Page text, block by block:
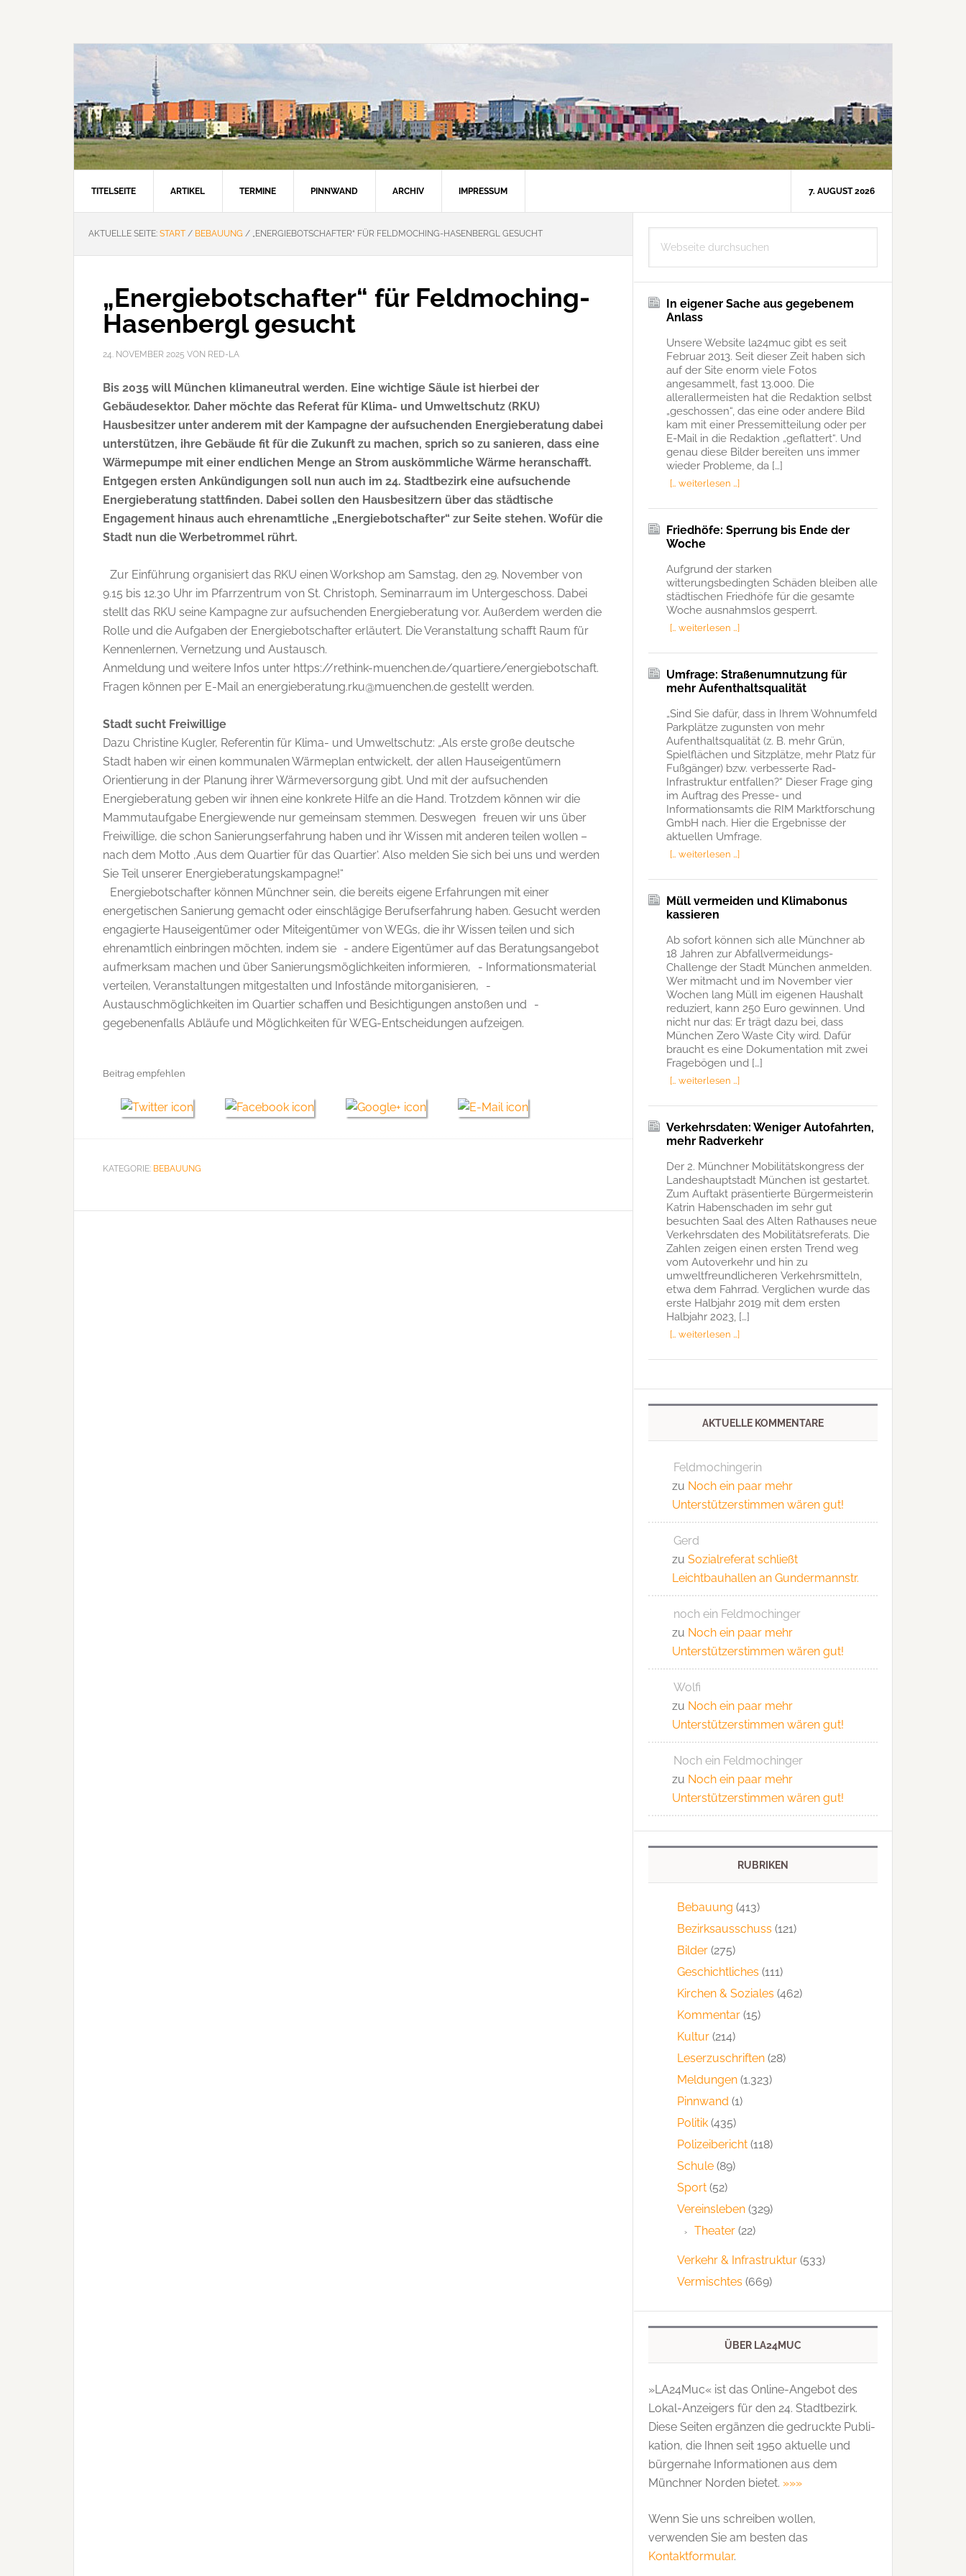
TITELSEITE ARTIKEL TERMINE PINNWAND ARCHIV IMPRESSUM 7. AUGUST 2026
AKTUELLE SEITE: START / BEBAUUNG / „ENERGIEBOTSCHAFTER“ FÜR FELDMOCHING-HASENBERGL GESUCHT
„Energiebotschafter“ für Feldmoching-
Hasenbergl gesucht
24. NOVEMBER 2025 VON RED-LA
Bis 2035 will München klimaneutral werden. Eine wichtige Säule ist hierbei der
Gebäudesektor. Daher möchte das Referat für Klima- und Umweltschutz (RKU)
Hausbesitzer unter anderem mit der Kampagne der aufsuchenden Energieberatung dabei
unterstützen, ihre Gebäude fit für die Zukunft zu machen, sprich so zu sanieren, dass eine
Wärmepumpe mit einer endlichen Menge an Strom auskömmliche Wärme heranschafft.
Entgegen ersten Ankündigungen soll nun auch im 24. Stadtbezirk eine aufsuchende
Energieberatung stattfinden. Dabei sollen den Hausbesitzern über das städtische
Engagement hinaus auch ehrenamtliche „Energiebotschafter“ zur Seite stehen. Wofür die
Stadt nun die Werbetrommel rührt.
Zur Einführung organisiert das RKU einen Workshop am Samstag, den 29. November von
9.15 bis 12.30 Uhr im Pfarrzentrum von St. Christoph, Seminarraum im Untergeschoss. Dabei
stellt das RKU seine Kampagne zur aufsuchenden Energieberatung vor. Außerdem werden die
Rolle und die Aufgaben der Energiebotschafter erläutert. Die Veranstaltung schafft Raum für
Kennenlernen, Vernetzung und Austausch.
Anmeldung und weitere Infos unter https://rethink-muenchen.de/quartiere/energiebotschaft.
Fragen können per E-Mail an energieberatung.rku@muenchen.de gestellt werden.
Stadt sucht Freiwillige
Dazu Christine Kugler, Referentin für Klima- und Umweltschutz: „Als erste große deutsche
Stadt haben wir einen kommunalen Wärmeplan entwickelt, der allen Hauseigentümern
Orientierung in der Planung ihrer Wärmeversorgung gibt. Und mit der aufsuchenden
Energieberatung geben wir ihnen eine konkrete Hilfe an die Hand. Trotzdem können wir die
Mammutaufgabe Energiewende nur gemeinsam stemmen. Deswegen freuen wir uns über
Freiwillige, die schon Sanierungserfahrung haben und ihr Wissen mit anderen teilen wollen –
nach dem Motto ,Aus dem Quartier für das Quartier‘. Also melden Sie sich bei uns und werden
Sie Teil unserer Energieberatungskampagne!“
Energiebotschafter können Münchner sein, die bereits eigene Erfahrungen mit einer
energetischen Sanierung gemacht oder einschlägige Berufserfahrung haben. Gesucht werden
engagierte Hauseigentümer oder Miteigentümer von WEGs, die ihr Wissen teilen und sich
ehrenamtlich einbringen möchten, indem sie - andere Eigentümer auf das Beratungsangebot
aufmerksam machen und über Sanierungsmöglichkeiten informieren, - Informationsmaterial
verteilen, Veranstaltungen mitgestalten und Infostände mitorganisieren, -
Austauschmöglichkeiten im Quartier schaffen und Besichtigungen anstoßen und -
gegebenenfalls Abläufe und Möglichkeiten für WEG-Entscheidungen aufzeigen.
Beitrag empfehlen
KATEGORIE: BEBAUUNG
Seitenspalte
durchsuchen
In eigener Sache aus gegebenem
Anlass
Unsere Website la24muc gibt es seit
Februar 2013. Seit dieser Zeit haben sich
auf der Site enorm viele Fotos
angesammelt, fast 13.000. Die
allerallermeisten hat die Redaktion selbst
„geschossen“, das eine oder andere Bild
kam mit einer Pressemitteilung oder per
E-Mail in die Redaktion „geflattert“. Und
genau diese Bilder bereiten uns immer
wieder Probleme, da […]
[… weiterlesen …]
Friedhöfe: Sperrung bis Ende der
Woche
Aufgrund der starken
witterungsbedingten Schäden bleiben alle
städtischen Friedhöfe für die gesamte
Woche ausnahmslos gesperrt.
[… weiterlesen …]
Umfrage: Straßenumnutzung für
mehr Aufenthaltsqualität
„Sind Sie dafür, dass in Ihrem Wohnumfeld
Parkplätze zugunsten von mehr
Aufenthaltsqualität (z. B. mehr Grün,
Spielflächen und Sitzplätze, mehr Platz für
Fußgänger) bzw. verbesserte Rad-
Infrastruktur entfallen?“ Dieser Frage ging
im Auftrag des Presse- und
Informationsamts die RIM Marktforschung
GmbH nach. Hier die Ergebnisse der
aktuellen Umfrage.
[… weiterlesen …]
Müll vermeiden und Klimabonus
kassieren
Ab sofort können sich alle Münchner ab
18 Jahren zur Abfallvermeidungs-
Challenge der Stadt München anmelden.
Wer mitmacht und im November vier
Wochen lang Müll im eigenen Haushalt
reduziert, kann 250 Euro gewinnen. Und
nicht nur das: Er trägt dazu bei, dass
München Zero Waste City wird. Dafür
braucht es eine Dokumentation mit zwei
Fragebögen und […]
[… weiterlesen …]
Verkehrsdaten: Weniger Autofahrten,
mehr Radverkehr
Der 2. Münchner Mobilitätskongress der
Landeshauptstadt München ist gestartet.
Zum Auftakt präsentierte Bürgermeisterin
Katrin Habenschaden im sehr gut
besuchten Saal des Alten Rathauses neue
Verkehrsdaten des Mobilitätsreferats. Die
Zahlen zeigen einen ersten Trend weg
vom Autoverkehr und hin zu
umweltfreundlicheren Verkehrsmitteln,
etwa dem Fahrrad. Verglichen wurde das
erste Halbjahr 2019 mit dem ersten
Halbjahr 2023, […]
[… weiterlesen …]
AKTUELLE KOMMENTARE
Feldmochingerin
zu Noch ein paar mehr
Unterstützerstimmen wären gut!
Gerd
zu Sozialreferat schließt
Leichtbauhallen an Gundermannstr.
noch ein Feldmochinger
zu Noch ein paar mehr
Unterstützerstimmen wären gut!
Wolfi
zu Noch ein paar mehr
Unterstützerstimmen wären gut!
Noch ein Feldmochinger
zu Noch ein paar mehr
Unterstützerstimmen wären gut!
RUBRIKEN
Bebauung (413)
Bezirksausschuss (121)
Bilder (275)
Geschichtliches (111)
Kirchen & Soziales (462)
Kommentar (15)
Kultur (214)
Leserzuschriften (28)
Meldungen (1.323)
Pinnwand (1)
Politik (435)
Polizeibericht (118)
Schule (89)
Sport (52)
Vereinsleben (329)
Theater (22)
Verkehr & Infrastruktur (533)
Vermischtes (669)
ÜBER LA24MUC
»LA24Muc« ist das Online-Angebot des
Lokal-Anzeigers für den 24. Stadtbezirk.
Diese Seiten ergänzen die gedruckte Publi­
kation, die Ihnen seit 1950 aktuelle und
bürgernahe Informationen aus dem
Münchner Norden bietet. »»»
Wenn Sie uns schreiben wollen,
verwenden Sie am besten das
Kontaktformular.